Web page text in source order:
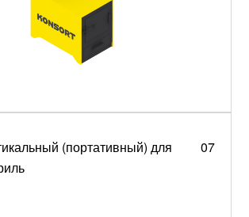
(портативный) для
07